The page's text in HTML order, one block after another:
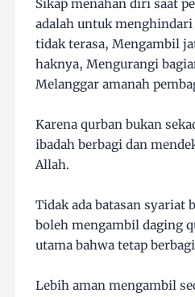
Sikap menahan diri saat
adalah untuk menghindari
tidak terasa, Mengambil
haknya, Mengurangi
Melanggar amanah
Karena qurban bukan
ibadah berbagi dan
Allah.
Tidak ada batasan syariat
boleh mengambil daging
utama bahwa tetap
Lebih aman mengambil